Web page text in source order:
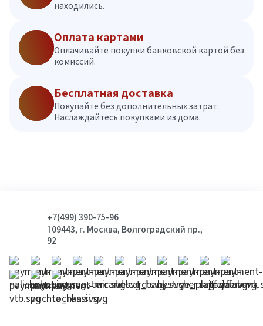
находились.
Оплата картами
Оплачивайте покупки банковской картой без
комиссий.
Бесплатная доставка
Покупайте без дополнительных затрат.
Наслаждайтесь покупками из дома.
+7(499) 390-75-96
109443, г. Москва, Волгоградский пр.,
92